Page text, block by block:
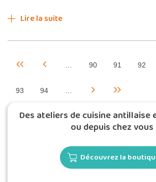
Lire la suite
90 91 92
93 94
Des ateliers de cuisine antillaise
ou depuis chez vous
Découvrez la